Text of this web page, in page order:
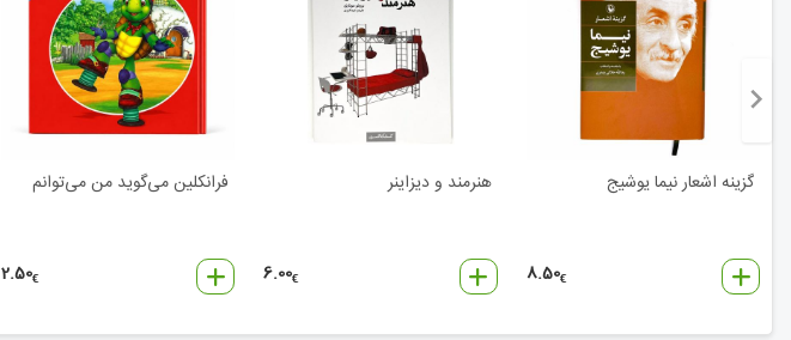
گزینه اشعار نیما یوشیج
8.50€
هنرمند و دیزاینر
6.00€
فرانکلین می‌گوید من می‌توانم
2.50€